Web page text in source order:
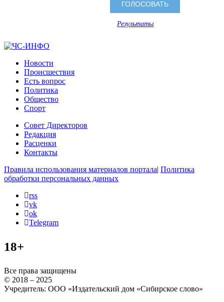
Результаты
Новости
Происшествия
Есть вопрос
Политика
Общество
Спорт
Совет Директоров
Редакция
Расценки
Контакты
Правила использования материалов портала| Политика
обработки персональных данных
rss
vk
ok
Telegram
18+
Все права защищены
© 2018 – 2025
Учредитель: ООО «Издательский дом «Сибирское слово»